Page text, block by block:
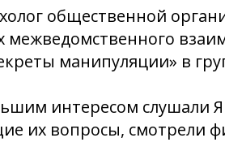
общественной
межведомственного
манипуляции» в
интересом слушали
их вопросы, смотрели